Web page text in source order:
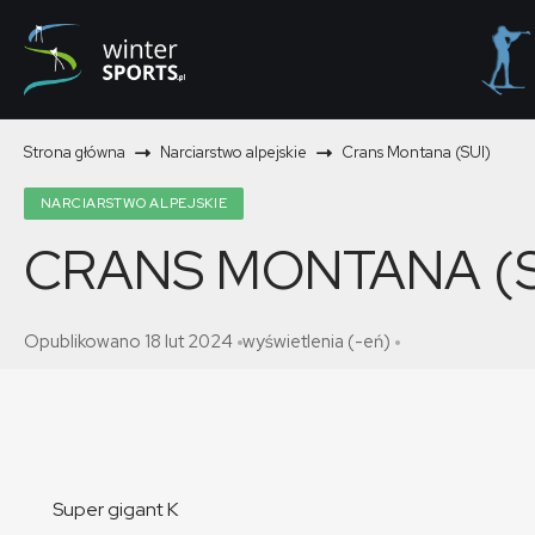
Strona główna Narciarstwo alpejskie Crans Montana (SUI)
NARCIARSTWO ALPEJSKIE
CRANS MONTANA
Opublikowano 18 lut 2024 wyświetlenia (-eń)
Super gigant K